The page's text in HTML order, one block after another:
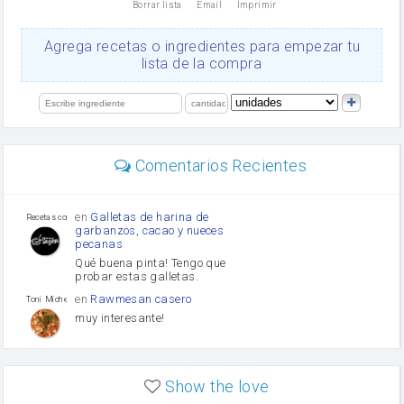
Ajos
salsa de soja
limón
Borrar lista Email Imprimir
Agrega recetas o ingredientes para empezar tu
lista de la compra
Comentarios Recientes
Recetas con sazon
en Galletas de harina de
garbanzos, cacao y nueces
pecanas
Qué buena pinta! Tengo que
probar estas galletas.
Toni Michel Caubet
en Rawmesan casero
muy interesante!
enLasaña casera fácil y
Show the love